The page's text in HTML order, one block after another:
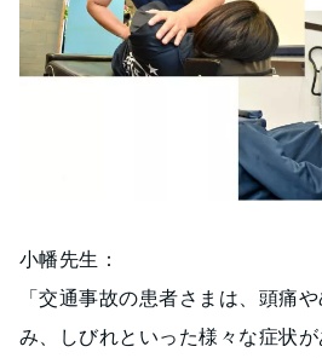
小幡先生：
「交通事故の患者さまは、頭痛
み、しびれといった様々な症状